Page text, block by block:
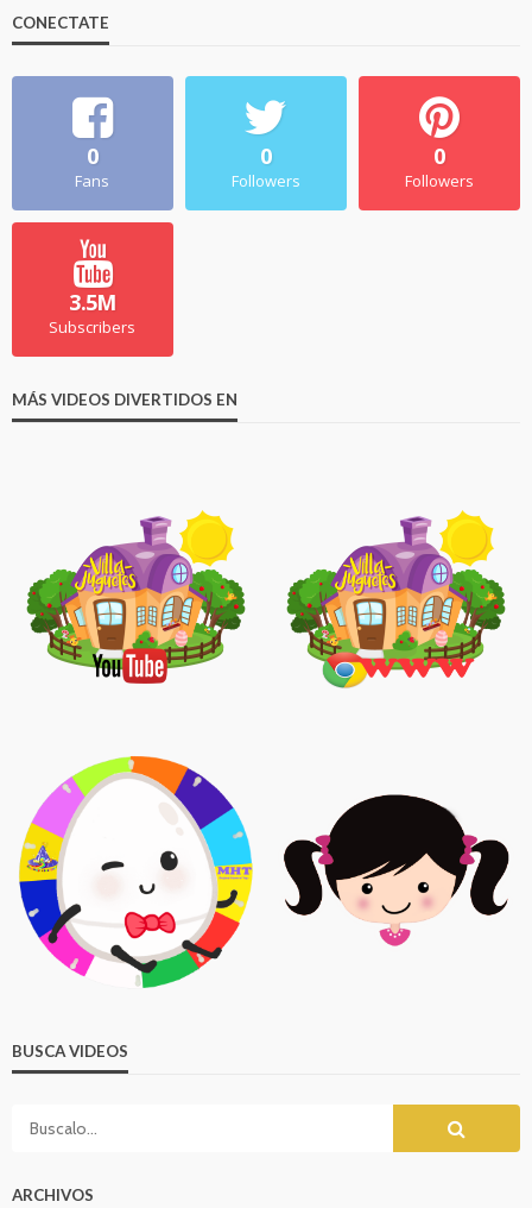
CONECTATE
0
Fans
0
Followers
0
Followers
3.5M
Subscribers
MÁS VIDEOS DIVERTIDOS EN
BUSCA VIDEOS
ARCHIVOS